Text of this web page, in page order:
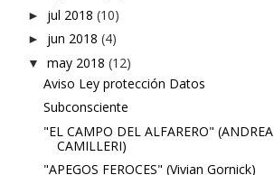
► jul 2018(10)
► jun 2018(4)
▼may 2018(12)
Aviso Ley protección Datos
Subconsciente
"EL CAMPO DEL ALFARERO" (ANDREA
CAMILLERI)
"APEGOS FEROCES" (Vivian Gornick)